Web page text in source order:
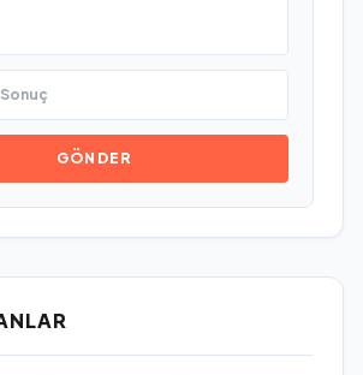
GÖNDER